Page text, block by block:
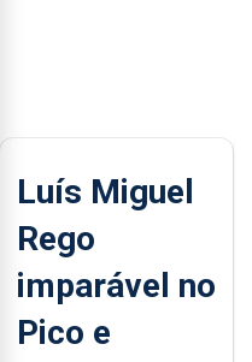
Luís Miguel
Rego
imparável no
Pico e